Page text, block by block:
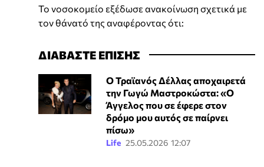
Το νοσοκομείο εξέδωσε ανακοίνωση σχετικά με
τον θάνατό της αναφέροντας ότι:
ΔΙΑΒΑΣΤΕ ΕΠΙΣΗΣ
Ο Τραϊανός Δέλλας αποχαιρετά
την Γωγώ Μαστροκώστα: «Ο
Άγγελος που σε έφερε στον
δρόμο μου αυτός σε παίρνει
πίσω»
Life 25.05.2026 12:07